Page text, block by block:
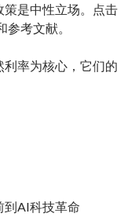
是中性立场。点击
考文献。
率为核心，它们的
到AI科技革命